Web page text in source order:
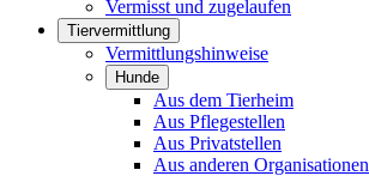
Vermisst und zugelaufen
Tiervermittlung
Vermittlungshinweise
Hunde
Aus dem Tierheim
Aus Pflegestellen
Aus Privatstellen
Aus anderen Organisationen